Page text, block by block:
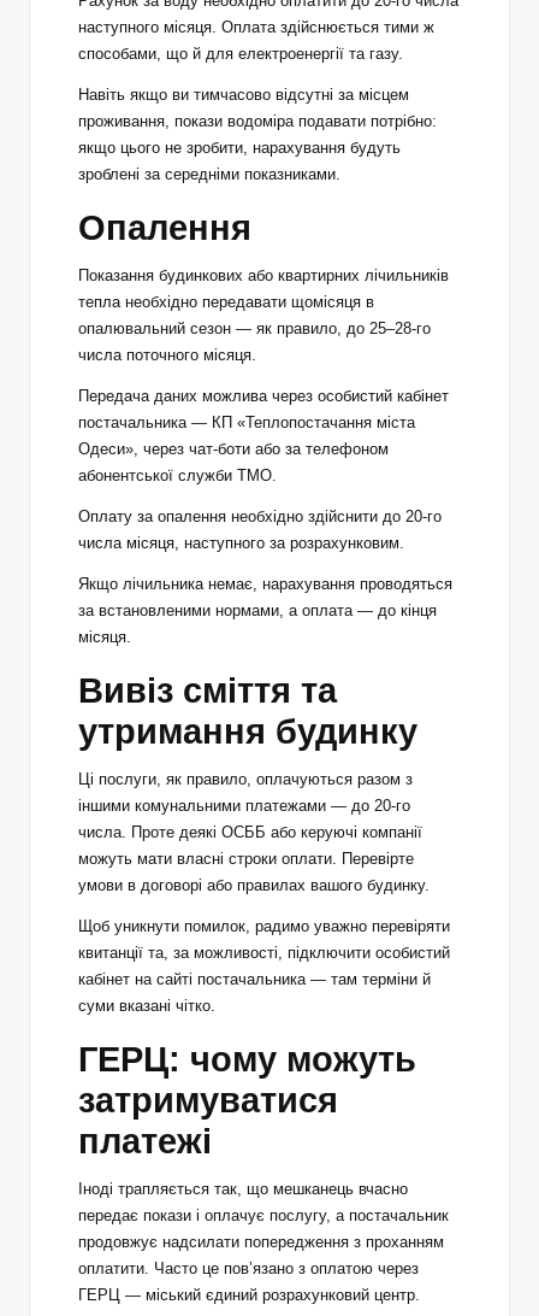
наступного місяця. Оплата здійснюється тими ж
способами, що й для електроенергії та газу.
Навіть якщо ви тимчасово відсутні за місцем
проживання, покази водоміра подавати потрібно:
якщо цього не зробити, нарахування будуть
зроблені за середніми показниками.
Опалення
Показання будинкових або квартирних лічильників
тепла необхідно передавати щомісяця в
опалювальний сезон — як правило, до 25–28-го
числа поточного місяця.
Передача даних можлива через особистий кабінет
постачальника — КП «Теплопостачання міста
Одеси», через чат-боти або за телефоном
абонентської служби ТМО.
Оплату за опалення необхідно здійснити до 20-го
числа місяця, наступного за розрахунковим.
Якщо лічильника немає, нарахування проводяться
за встановленими нормами, а оплата — до кінця
місяця.
Вивіз сміття та
утримання будинку
Ці послуги, як правило, оплачуються разом з
іншими комунальними платежами — до 20-го
числа. Проте деякі ОСББ або керуючі компанії
можуть мати власні строки оплати. Перевірте
умови в договорі або правилах вашого будинку.
Щоб уникнути помилок, радимо уважно перевіряти
квитанції та, за можливості, підключити особистий
кабінет на сайті постачальника — там терміни й
суми вказані чітко.
ГЕРЦ: чому можуть
затримуватися
платежі
Іноді трапляється так, що мешканець вчасно
передає покази і оплачує послугу, а постачальник
продовжує надсилати попередження з проханням
оплатити. Часто це пов’язано з оплатою через
ГЕРЦ — міський єдиний розрахунковий центр.